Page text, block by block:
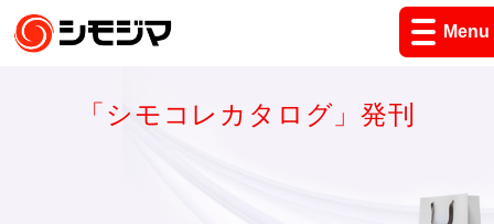
Menu
「シモコレカタログ」発刊